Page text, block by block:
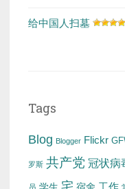
给中国人扫墓
Tags
Blog Blogger Flickr
罗斯 共产党 冠状病